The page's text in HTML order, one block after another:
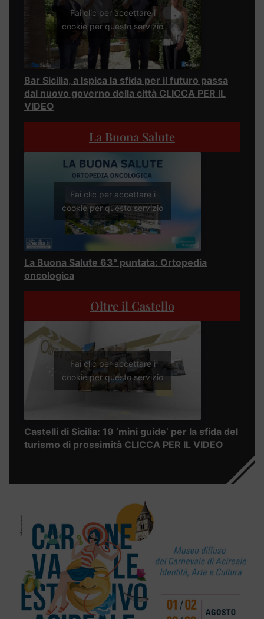
Fai clic per accettare i
cookie per questo servizio
Bar Sicilia, a Ispica la sfida per il futuro passa
dal nuovo governo della città CLICCA PER IL
VIDEO
La Buona Salute
Fai clic per accettare i
cookie per questo servizio
La Buona Salute 63° puntata: Ortopedia
oncologica
Oltre il Castello
Fai clic per accettare i
cookie per questo servizio
Castelli di Sicilia: 19 ‘mini guide’ per la sfida del
turismo di prossimità CLICCA PER IL VIDEO